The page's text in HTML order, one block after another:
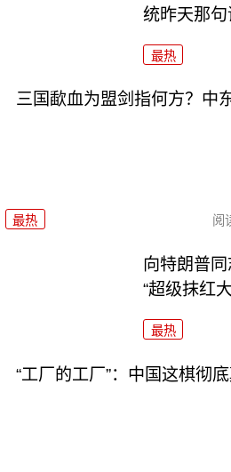
统昨天那句
最热
三国歃血为盟剑指何方？中
最热 阅
向特朗普
“超级抹红
最热
“工厂的工厂”：中国这棋彻